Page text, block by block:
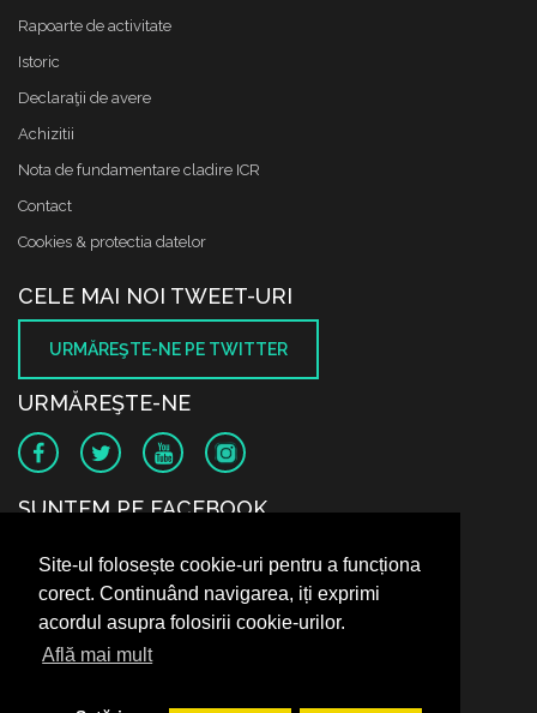
Site-ul folosește cookie-uri pentru a funcționa
corect. Continuând navigarea, iți exprimi
acordul asupra folosirii cookie-urilor.
Află mai mult
Rapoarte de activitate
Istoric
Declaraţii de avere
Achizitii
Nota de fundamentare cladire ICR
Contact
Cookies & protectia datelor
CELE MAI NOI TWEET-URI
URMĂREŞTE-NE PE TWITTER
URMĂREŞTE-NE
SUNTEM PE FACEBOOK